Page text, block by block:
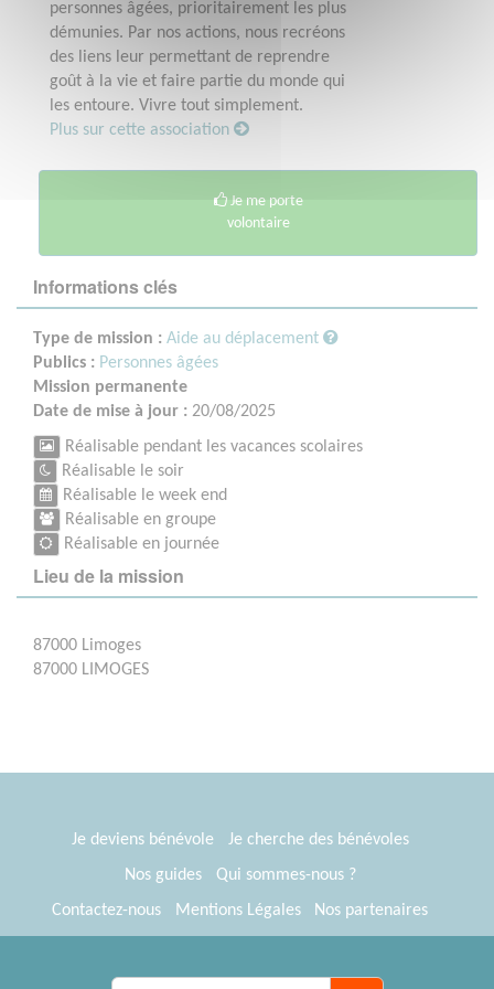
personnes âgées, prioritairement les plus
démunies. Par nos actions, nous recréons
des liens leur permettant de reprendre
goût à la vie et faire partie du monde qui
les entoure. Vivre tout simplement.
Plus sur cette association
Je me porte
volontaire
Informations clés
Type de mission : Aide au déplacement
Publics : Personnes âgées
Mission permanente
Date de mise à jour : 20/08/2025
Réalisable pendant les vacances scolaires
Réalisable le soir
Réalisable le week end
Réalisable en groupe
Réalisable en journée
Lieu de la mission
87000 Limoges
87000 LIMOGES
Je deviens bénévole
Je cherche des bénévoles
Nos guides
Qui sommes-nous ?
Contactez-nous
Mentions Légales
Nos partenaires
® Tous Bénévoles 2012-2026
Webkast